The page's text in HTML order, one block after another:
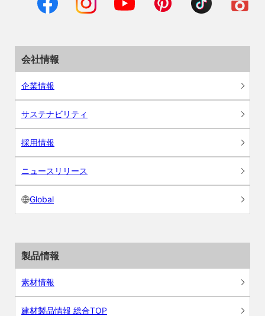
会社情報
企業情報
サステナビリティ
採用情報
ニュースリリース
Global
製品情報
素材情報
建材製品情報 総合TOP